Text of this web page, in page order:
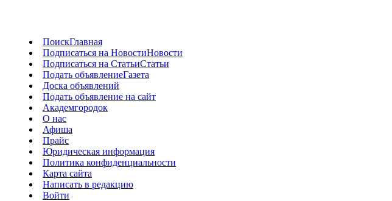
ПоискГлавная
Подписаться на НовостиНовости
Подписаться на СтатьиСтатьи
Подать объявлениеГазета
Доска объявлений
Подать объявление на сайт
Академгородок
О нас
Афиша
Прайс
Юридическая информация
Политика конфиденциальности
Карта сайта
Написать в редакцию
Войти